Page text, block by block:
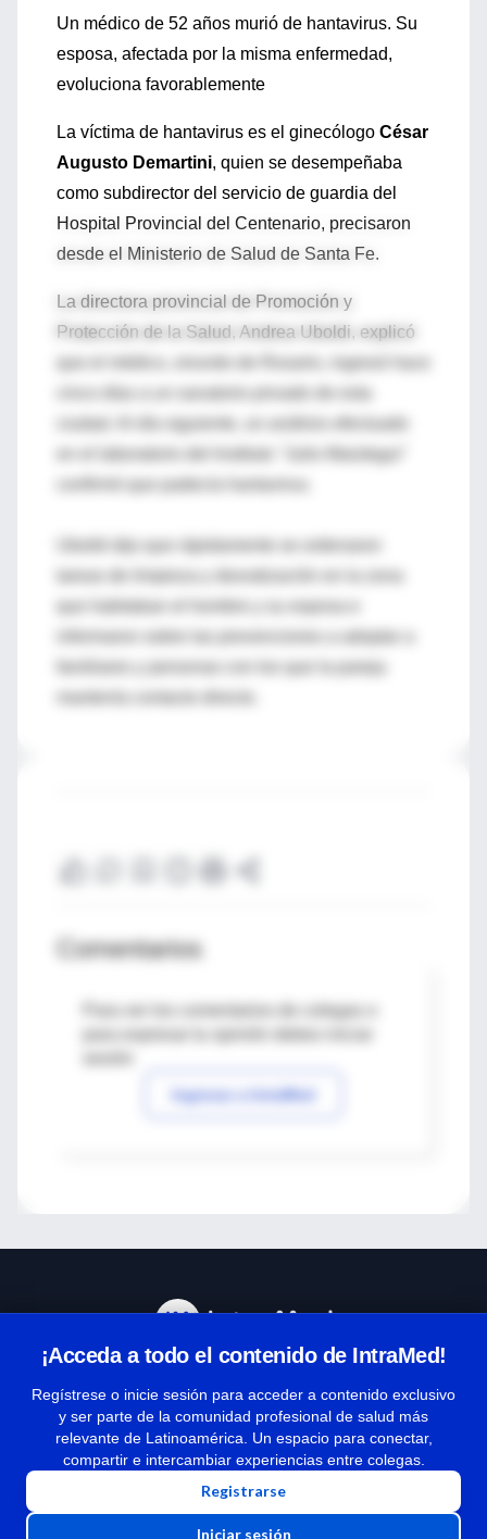
Un médico de 52 años murió de hantavirus. Su
esposa, afectada por la misma enfermedad,
evoluciona favorablemente
La víctima de hantavirus es el ginecólogo César
Augusto Demartini, quien se desempeñaba
como subdirector del servicio de guardia del
Hospital Provincial del Centenario, precisaron
desde el Ministerio de Salud de Santa Fe.
La directora provincial de Promoción y
Protección de la Salud, Andrea Uboldi, explicó
que el médico, oriundo de Rosario, ingresó hace
ciudad. Al día siguiente, un análisis efectuado
en el laboratorio del Instituto "Julio Maiztegui"
Comentarios
Para ver los comentarios de colegas o
Ingresar a IntraMed
¡Acceda a todo el contenido de IntraMed!
Regístrese o inicie sesión para acceder a contenido exclusivo
y ser parte de la comunidad profesional de salud más
relevante de Latinoamérica. Un espacio para conectar,
compartir e intercambiar experiencias entre colegas.
Registrarse
Iniciar sesión
Términos y condiciones
| Políticas de privacidad
| Todos los derechos reservados | Copyright 1997-2026